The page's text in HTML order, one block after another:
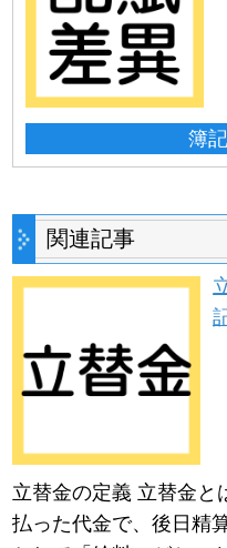
簿
関連記事
立替金の定義 立替金と
払った代金で、後日精